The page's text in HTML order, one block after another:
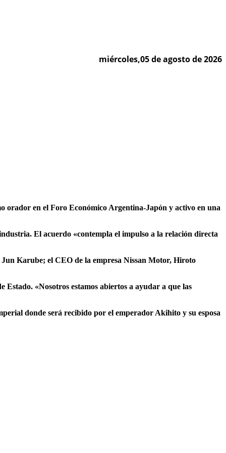
miércoles,05 de agosto de 2026
en el Foro Económico Argentina-Japón y activo en una
El acuerdo «contempla el impulso a la relación directa
Jun Karube; el CEO de la empresa Nissan Motor, Hiroto
Estado. «Nosotros estamos abiertos a ayudar a que las
donde será recibido por el emperador Akihito y su esposa